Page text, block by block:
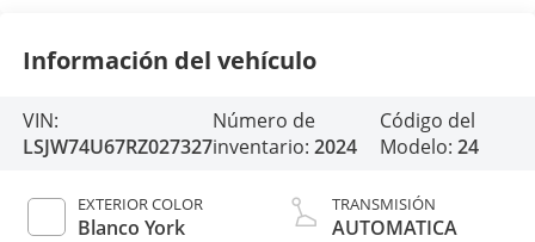
Información del vehículo
VIN:
LSJW74U67RZ027327
Número de
inventario: 2024
Código del
Modelo:24
EXTERIOR COLOR
Blanco York
TRANSMISIÓN
AUTOMATICA